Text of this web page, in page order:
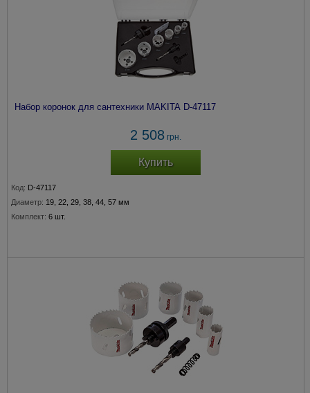
Набор коронок для сантехники MAKITA D-47117
2 508 грн.
Купить
Код: D-47117
Диаметр: 19, 22, 29, 38, 44, 57 мм
Комплект: 6 шт.